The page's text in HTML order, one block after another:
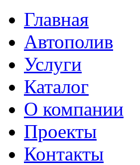
Главная
Автополив
Услуги
Каталог
О компании
Проекты
Контакты